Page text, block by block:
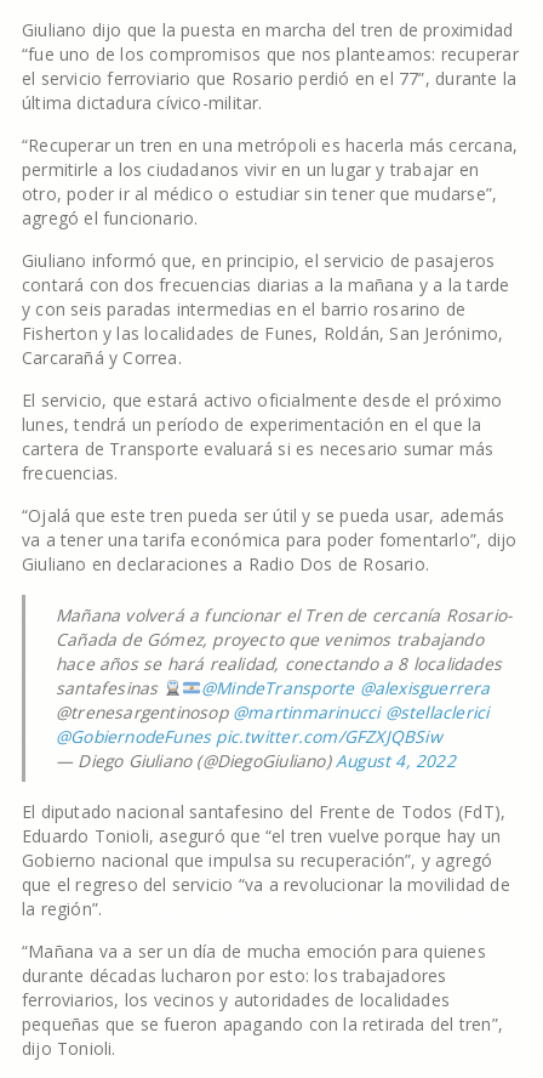
Giuliano dijo que la puesta en marcha del tren de proximidad
“fue uno de los compromisos que nos planteamos: recuperar
el servicio ferroviario que Rosario perdió en el 77”, durante la
última dictadura cívico-militar.
“Recuperar un tren en una metrópoli es hacerla más cercana,
permitirle a los ciudadanos vivir en un lugar y trabajar en
otro, poder ir al médico o estudiar sin tener que mudarse”,
agregó el funcionario.
Giuliano informó que, en principio, el servicio de pasajeros
contará con dos frecuencias diarias a la mañana y a la tarde
y con seis paradas intermedias en el barrio rosarino de
Fisherton y las localidades de Funes, Roldán, San Jerónimo,
Carcarañá y Correa.
El servicio, que estará activo oficialmente desde el próximo
lunes, tendrá un período de experimentación en el que la
cartera de Transporte evaluará si es necesario sumar más
frecuencias.
“Ojalá que este tren pueda ser útil y se pueda usar, además
va a tener una tarifa económica para poder fomentarlo”, dijo
Giuliano en declaraciones a Radio Dos de Rosario.
Mañana volverá a funcionar el Tren de cercanía Rosario-
Cañada de Gómez, proyecto que venimos trabajando
hace años se hará realidad, conectando a 8 localidades
santafesinas
@MindeTransporte @alexisguerrera
@trenesargentinosop @martinmarinucci @stellaclerici
@GobiernodeFunes pic.twitter.com/GFZXJQBSiw
— Diego Giuliano (@DiegoGiuliano)August 4, 2022
El diputado nacional santafesino del Frente de Todos (FdT),
Eduardo Tonioli, aseguró que “el tren vuelve porque hay un
Gobierno nacional que impulsa su recuperación”, y agregó
que el regreso del servicio “va a revolucionar la movilidad de
la región”.
“Mañana va a ser un día de mucha emoción para quienes
durante décadas lucharon por esto: los trabajadores
ferroviarios, los vecinos y autoridades de localidades
pequeñas que se fueron apagando con la retirada del tren”,
dijo Tonioli.